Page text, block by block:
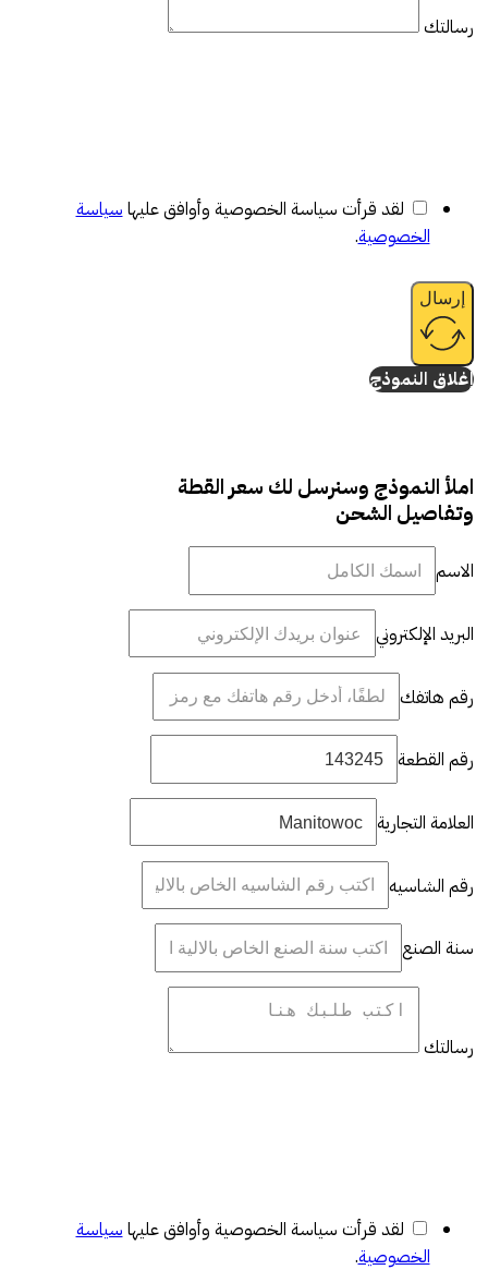
رسالتك
لقد قرأت سياسة الخصوصية وأوافق عليها سياسة
الخصوصية.
إرسال
إغلاق النموذج
املأ النموذج وسنرسل لك سعر القطة
وتفاصيل الشحن
الاسم
البريد الإلكتروني
رقم هاتفك
رقم القطعة
العلامة التجارية
رقم الشاسيه
سنة الصنع
رسالتك
لقد قرأت سياسة الخصوصية وأوافق عليها سياسة
الخصوصية.